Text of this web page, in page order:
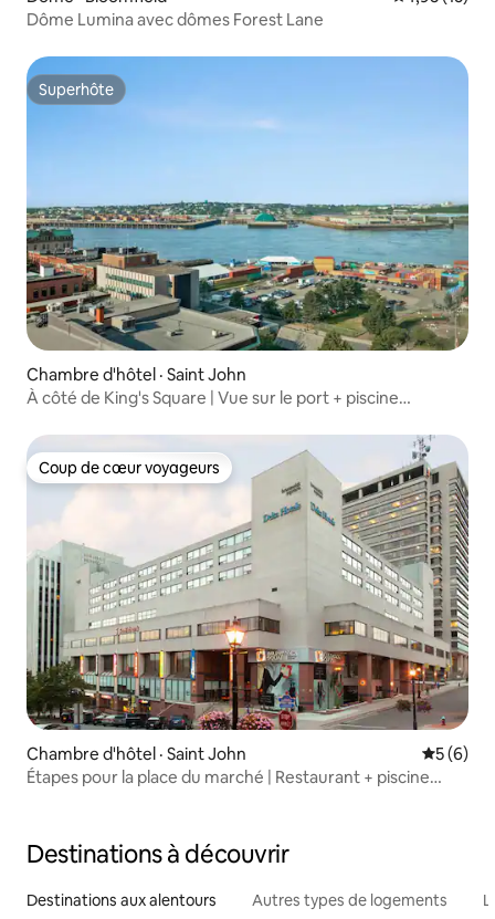
Dôme Lumina avec dômes Forest Lane
Superhôte
Superhôte
Chambre d'hôtel · Saint John
À côté de King's Square | Vue sur le port + piscine
Coup de cœur voyageurs
Coup de cœur voyageurs
Chambre d'hôtel · Saint John Note
5 (6)
Étapes pour la place du marché | Restaurant + piscine
Destinations à découvrir
Destinations aux alentours Autres types de logements